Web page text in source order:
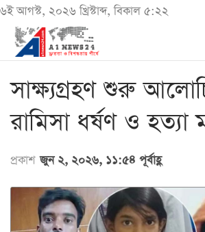
৬ই আগস্ট, ২০২৬ খ্রিস্টাব্দ, বিকাল ৫:২২
সাক্ষ্যগ্রহণ শুরু
রামিসা ধর্ষণ ও হত্যা
প্রকাশ জুন ২, ২০২৬, ১১:৫৪ পূর্বাহ্ণ